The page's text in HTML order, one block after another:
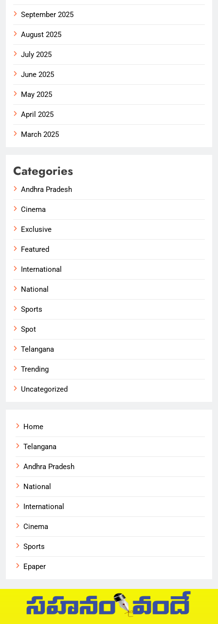
September 2025
August 2025
July 2025
June 2025
May 2025
April 2025
March 2025
Categories
Andhra Pradesh
Cinema
Exclusive
Featured
International
National
Sports
Spot
Telangana
Trending
Uncategorized
Home
Telangana
Andhra Pradesh
National
International
Cinema
Sports
Epaper